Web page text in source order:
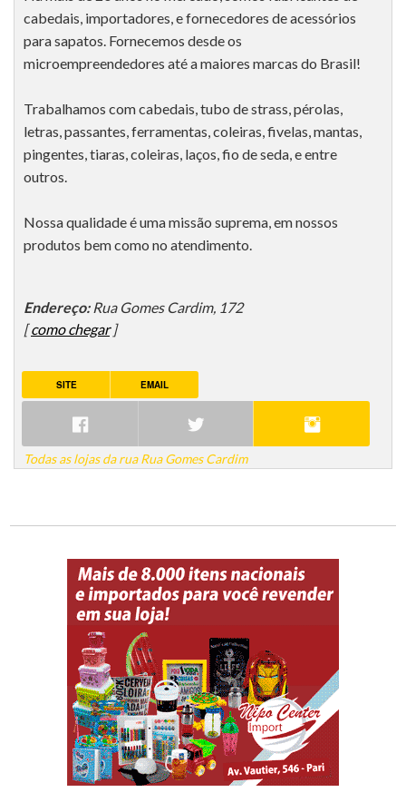
cabedais, importadores, e fornecedores de acessórios
para sapatos. Fornecemos desde os
microempreendedores até a maiores marcas do Brasil!
Trabalhamos com cabedais, tubo de strass, pérolas,
letras, passantes, ferramentas, coleiras, fivelas, mantas,
pingentes, tiaras, coleiras, laços, fio de seda, e entre
outros.
Nossa qualidade é uma missão suprema, em nossos
produtos bem como no atendimento.
Endereço: Rua Gomes Cardim, 172
[como chegar]
SITE EMAIL
Todas as lojas da rua Rua Gomes Cardim